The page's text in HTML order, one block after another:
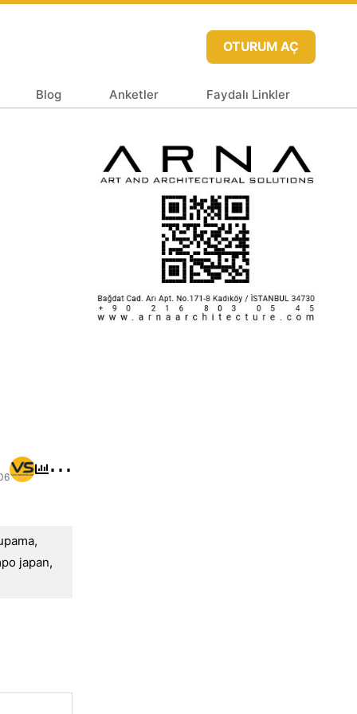
OTURUM AÇ
Blog Anketler Faydalı Linkler
⋯
,
japan,